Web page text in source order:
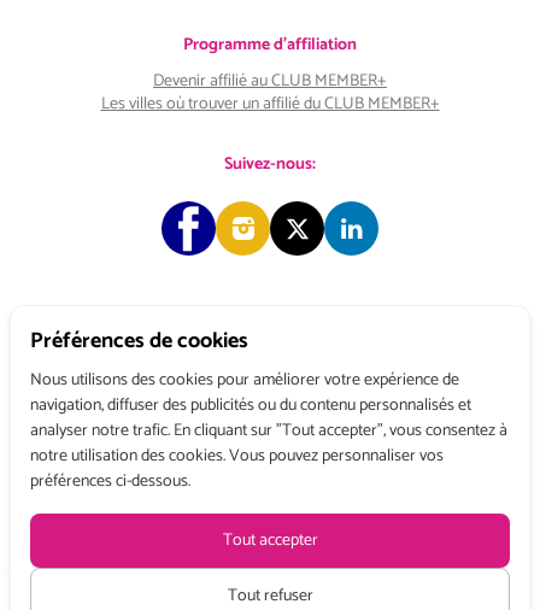
Préférences de cookies
Nous utilisons des cookies pour améliorer votre expérience de
navigation, diffuser des publicités ou du contenu personnalisés et
analyser notre trafic. En cliquant sur "Tout accepter", vous consentez à
notre utilisation des cookies. Vous pouvez personnaliser vos
préférences ci-dessous.
Tout accepter
Tout refuser
Tarifs HT à partir de :
Programme d'affiliation
Devenir affilié au CLUB MEMBER+
Les villes où trouver un affilié du CLUB MEMBER+
Suivez-nous:
Copyright © 2026 Choose & Work. Tous droits réservés.
Tél: +33 (0) 1 80 522 522
Belgique : 156, avenue de Floréal – 1180 BRUXELLES
Conditions générales de ventePolitique de confidentialitéMentions légales
Recevez toute l’actualité de Choose and Worken vous abonnant à